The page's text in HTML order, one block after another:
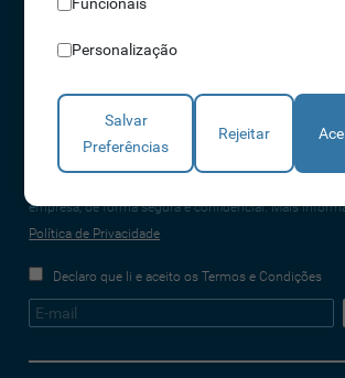
info@idonic.com
REDES SOCIAIS
empresa, de forma segura e confidencial. Mais
Política de Privacidade
Declaro que li e aceito os Termos e Condições
Personalização
Salvar
Preferências
Rejeitar